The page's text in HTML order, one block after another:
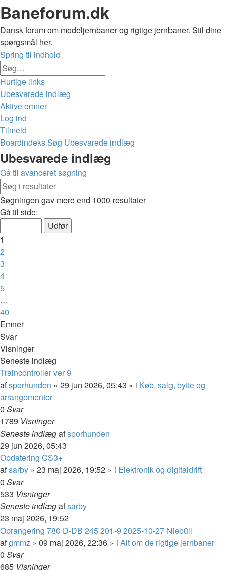
Baneforum.dk
Dansk forum om modeljernbaner og rigtige jernbaner. Stil dine
spørgsmål her.
Spring til indhold
Hurtige links
Ubesvarede indlæg
Aktive emner
Log ind
Tilmeld
BoardindeksSøg Ubesvarede indlæg
Søg
Ubesvarede indlæg
Gå til avanceret søgning
Søg
søgning
Søgningen gav mere end 1000 resultater
Side
af
40
Gå til side:
1
2
3
4
5
…
40
Næste
Emner
Svar
Visninger
Seneste indlæg
Traincontroller ver 9
afsporhunden » 29 jun 2026, 05:43 » i Køb, salg, bytte og
arrangementer
0 Svar
1789 Visninger
Seneste indlægafsporhunden
29 jun 2026, 05:43
Opdatering CS3+
afsarby » 23 maj 2026, 19:52 » i Elektronik og digitaldrift
0 Svar
533 Visninger
Seneste indlægafsarby
23 maj 2026, 19:52
Oprangering 780 D-DB 245 201-9 2025-10-27 Niebüll
afgmmz » 09 maj 2026, 22:36 » i Alt om de rigtige jernbaner
0 Svar
685 Visninger